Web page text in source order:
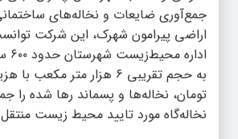
جمع‌آوری ضایعات و نخاله‌های
اراضی پیرامون شهرک، این شرکت
تومان، نخاله‌ها و پسماند رها شده را
نخاله‌گاه مورد تایید محیط زیست منتقل